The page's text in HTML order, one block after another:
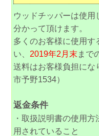
ウッドチッパーは使用
分かって頂けます。
多くのお客様に使用す
い、 2019年2月末 まで
送料はお客様負担にな
市予野1534）
返金条件
・取扱説明書の使用
用されていること